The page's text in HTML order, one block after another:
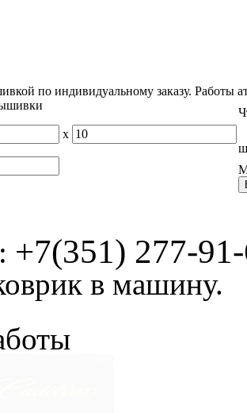
по индивидуальному заказу. Работы
x
+7(351) 277-
в машину.